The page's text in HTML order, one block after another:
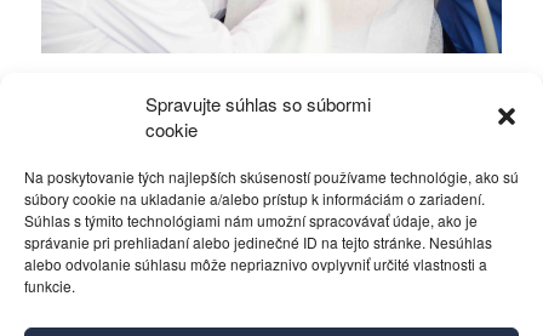
Spravujte súhlas so súbormi
cookie
Na poskytovanie tých najlepších skúseností používame technológie, ako sú
súbory cookie na ukladanie a/alebo prístup k informáciám o zariadení.
Súhlas s týmito technológiami nám umožní spracovávať údaje, ako je
správanie pri prehliadaní alebo jedinečné ID na tejto stránke. Nesúhlas
alebo odvolanie súhlasu môže nepriaznivo ovplyvniť určité vlastnosti a
funkcie.
neodkladať?
Zdravie a krása 15. júla 2026
Kontakt